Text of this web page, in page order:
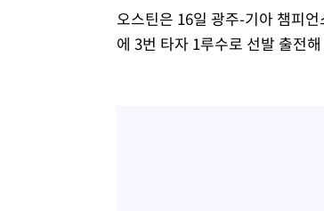
오스틴은 16일 광주-기아 챔피
에 3번 타자 1루수로 선발 출전